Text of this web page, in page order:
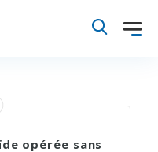
opérée sans